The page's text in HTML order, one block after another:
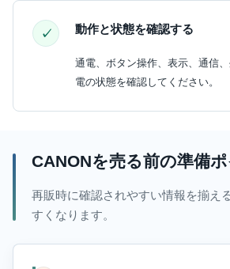
動作と状態を確認する
通電、ボタン操作、表示、通信
電の状態を確認してください。
CANONを売る前の準備ポ
再販時に確認されやすい情報を揃え
すくなります。